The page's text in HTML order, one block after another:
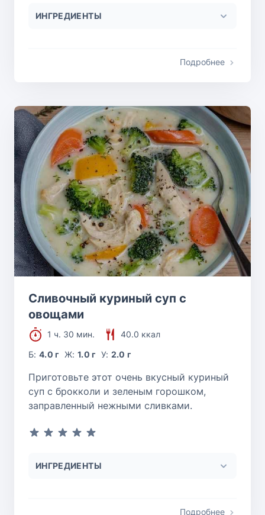
ИНГРЕДИЕНТЫ
Подробнее
Сливочный куриный суп с
овощами
1 ч. 30 мин.
40.0 ккал
Б:4.0 г Ж: 1.0 г У: 2.0 г
Приготовьте этот очень вкусный куриный
суп с брокколи и зеленым горошком,
заправленный нежными сливками.
ИНГРЕДИЕНТЫ
Подробнее